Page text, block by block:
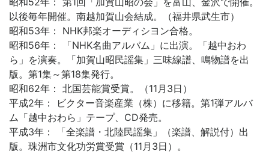
以後毎年開催。南越加賀山会結成。（福井県武生市）
昭和53年： NHK邦楽オーディシヨン合格。
昭和56年： 「NHK名曲アルバム」に出演。「越中おわ
ら」を演奏。「加賀山昭民謡集」三味線譜、鳴物譜を出
版。第1集～第18集発行。
昭和62年： 北国芸能賞受賞。（11月3日）
平成2年： ビクター音楽産業（株）に移籍。第1弾アルバ
ム「越中おわら」テープ、CD発売。
平成3年： 「全楽譜・北陸民謡集」（楽譜、解説付）出
版。珠洲市文化功労賞受賞（11月3日）。